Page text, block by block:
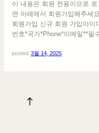
이 내용은 회원 전용이므로
면 아래에서 회원가입해주세
회원가입 신규 회원 가입아이
번호*국가*Phone*이메일**필
posted 3월 14, 2025